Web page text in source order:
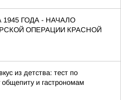
1945 ГОДА - НАЧАЛО
ОПЕРАЦИИ КРАСНОЙ
из детства: тест по
общепиту и гастрономам